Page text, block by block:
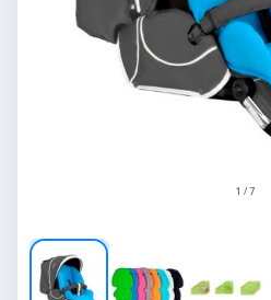
1 / 7